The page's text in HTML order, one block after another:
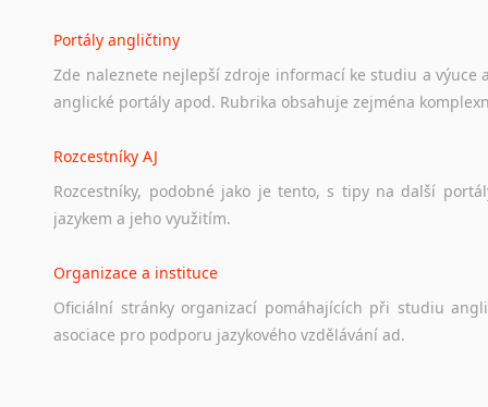
Portály angličtiny
Zde naleznete nejlepší zdroje informací ke studiu a výuce
anglické portály apod. Rubrika obsahuje zejména
Rozcestníky AJ
Rozcestníky, podobné jako je tento, s tipy na další
jazykem a jeho využitím.
Organizace a instituce
Oficiální stránky organizací pomáhajících při studiu
asociace pro podporu jazykového vzdělávání ad.